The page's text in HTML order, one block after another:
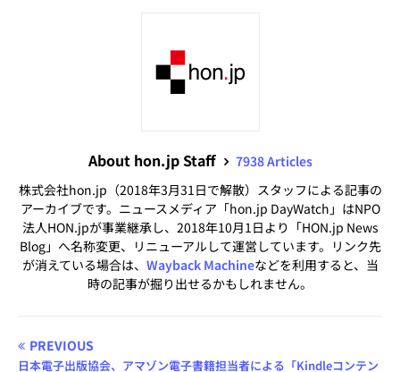
About hon.jp Staff
7938 Articles
株式会社hon.jp（2018年3月31日で解散）スタッフによる記事の
アーカイブです。ニュースメディア「hon.jp DayWatch」はNPO
法人HON.jpが事業継承し、2018年10月1日より「HON.jp News
Blog」へ名称変更、リニューアルして運営しています。リンク先
が消えている場合は、 Wayback Machineなどを利用すると、当
時の記事が掘り出せるかもしれません。
PREVIOUS
日本電子出版協会、アマゾン電子書籍担当者による「Kindleコンテン